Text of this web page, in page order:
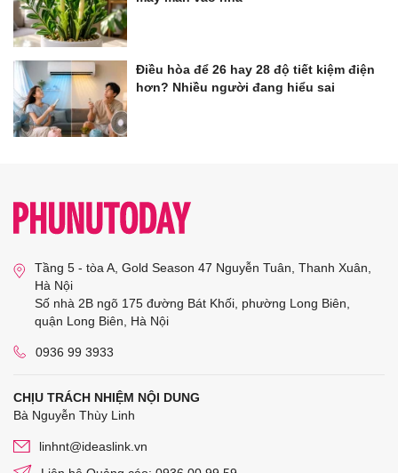
Điều hòa để 26 hay 28 độ tiết kiệm điện
hơn? Nhiều người đang hiểu sai
Tầng 5 - tòa A, Gold Season 47 Nguyễn Tuân, Thanh Xuân,
Hà Nội
Số nhà 2B ngõ 175 đường Bát Khối, phường Long Biên,
quận Long Biên, Hà Nội
0936 99 3933
CHỊU TRÁCH NHIỆM NỘI DUNG
Bà Nguyễn Thùy Linh
linhnt@ideaslink.vn